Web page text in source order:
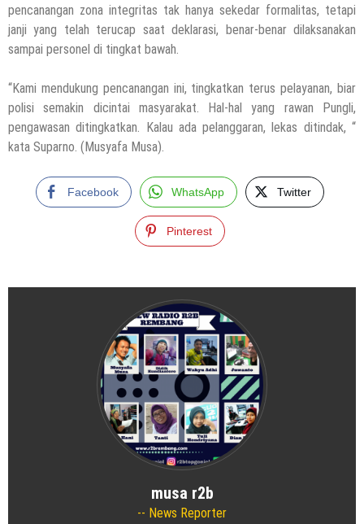
pencanangan zona integritas tak hanya sekedar formalitas, tetapi
janji yang telah terucap saat deklarasi, benar-benar dilaksanakan
sampai personel di tingkat bawah.
“Kami mendukung pencanangan ini, tingkatkan terus pelayanan, biar
polisi semakin dicintai masyarakat. Hal-hal yang rawan Pungli,
pengawasan ditingkatkan. Kalau ada pelanggaran, lekas ditindak, “
kata Suparno. (Musyafa Musa).
Facebook WhatsApp Twitter
Pinterest
musa r2b
News Reporter